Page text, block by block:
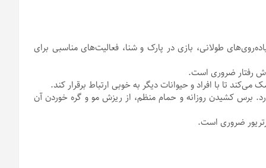
طولانی، بازی در پارک و شنا، فعالیت‌های مناسبی برای
رفتار ضروری است.
تا با افراد و حیوانات دیگر به خوبی ارتباط برقرار کند.
برس کشیدن روزانه و حمام منظم، از ریزش مو و گره خوردن آن
ضروری است.